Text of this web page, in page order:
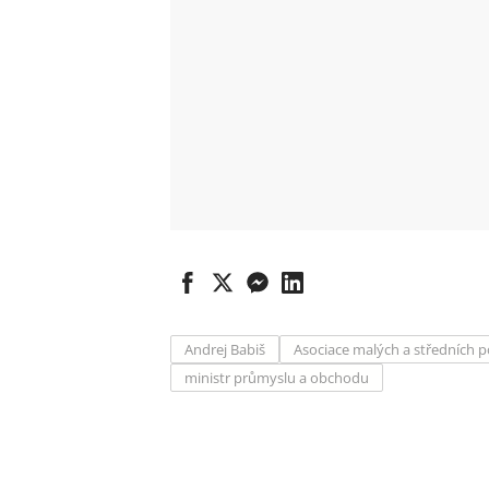
Andrej Babiš Asociace malých a středních
ministr průmyslu a obchodu